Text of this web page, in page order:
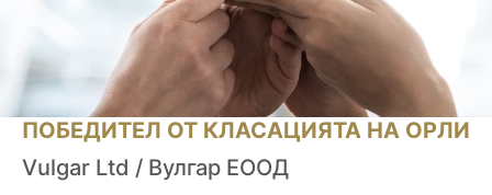
ПОБЕДИТЕЛ ОТ КЛАСАЦИЯТА НА ОРЛИ
Vulgar Ltd / Вулгар ЕООД